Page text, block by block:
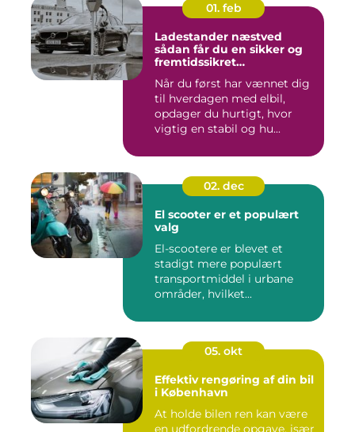
01. feb
Ladestander næstved
sådan får du en sikker og
fremtidssikret
Når du først har vænnet dig
til hverdagen med elbil,
opdager du hurtigt, hvor
vigtig en stabil og hu...
02. dec
El scooter er et populært
valg
El-scootere er blevet et
stadigt mere populært
transportmiddel i urbane
områder, hvilket...
05. okt
Effektiv rengøring af din bil
i København
At holde bilen ren kan være
en udfordrende opgave, især